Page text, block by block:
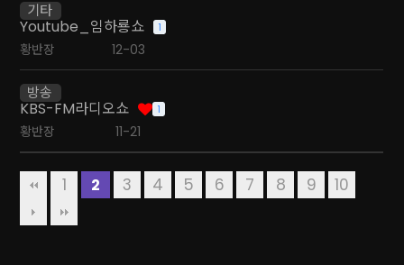
기타
Youtube_임하룡쇼 1
황반장 12-03
방송
KBS-FM라디오쇼 1
황반장 11-21
1 2 3 4 5 6 7 8 9 10